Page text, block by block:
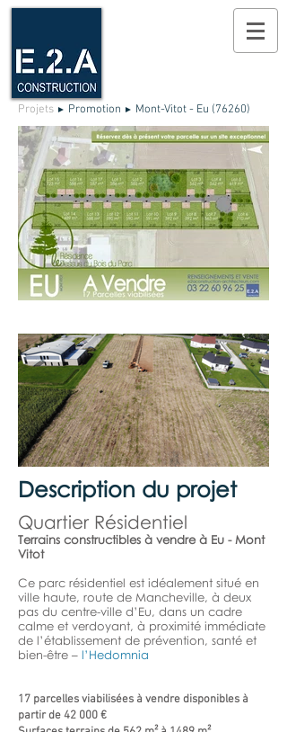
Projets ► Promotion ► Mont-Vitot - Eu (76260)
Description du projet
Quartier Résidentiel
Terrains constructibles à vendre à Eu - Mont
Vitot
Ce parc résidentiel est idéalement situé en
ville haute, route de Mancheville, à deux
pas du centre-ville d’Eu, dans un cadre
calme et verdoyant, à proximité immédiate
de l’établissement de prévention, santé et
bien-être – l’Hedomnia
17 parcelles viabilisées à vendredisponibles à
partir de 42 000 €